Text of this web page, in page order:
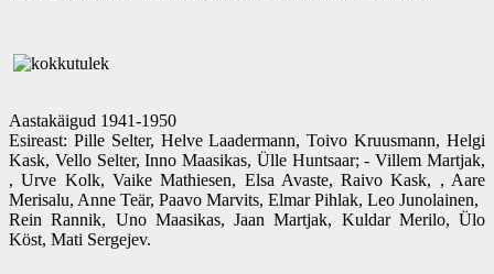
Aastakäigud 1941-1950
Esireast: Pille Selter, Helve Laadermann, Toivo Kruusmann, Helgi
Kask, Vello Selter, Inno Maasikas, Ülle Huntsaar; - Villem Martjak,
, Urve Kolk, Vaike Mathiesen, Elsa Avaste, Raivo Kask, , Aare
Merisalu, Anne Teär, Paavo Marvits, Elmar Pihlak, Leo Junolainen,
Rein Rannik, Uno Maasikas, Jaan Martjak, Kuldar Merilo, Ülo
Köst, Mati Sergejev.